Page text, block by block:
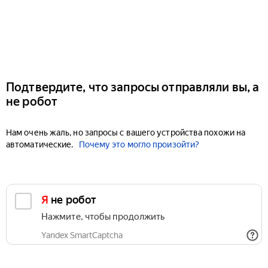
Подтвердите, что запросы отправляли вы, а
не робот
Нам очень жаль, но запросы с вашего устройства похожи на
автоматические.
Почему это могло произойти?
Я не робот
Нажмите, чтобы продолжить
Yandex SmartCaptcha